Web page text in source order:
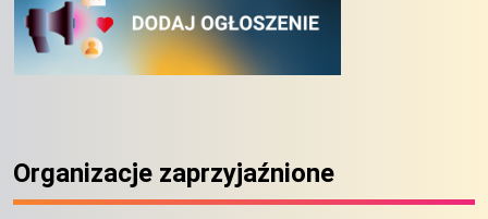
Organizacje zaprzyjaźnione